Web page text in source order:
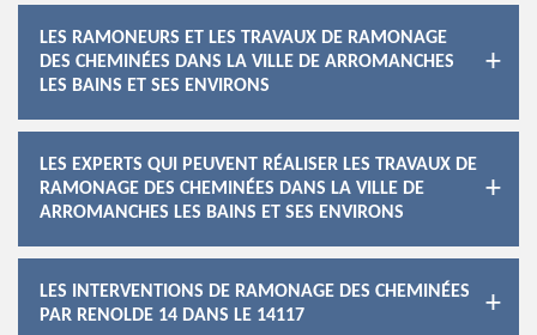
LES RAMONEURS ET LES TRAVAUX DE RAMONAGE
DES CHEMINÉES DANS LA VILLE DE ARROMANCHES
LES BAINS ET SES ENVIRONS
LES EXPERTS QUI PEUVENT RÉALISER LES TRAVAUX DE
RAMONAGE DES CHEMINÉES DANS LA VILLE DE
ARROMANCHES LES BAINS ET SES ENVIRONS
LES INTERVENTIONS DE RAMONAGE DES CHEMINÉES
PAR RENOLDE 14 DANS LE 14117